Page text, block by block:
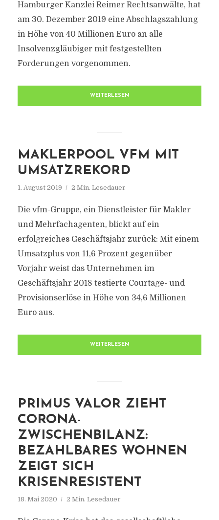
Hamburger Kanzlei Reimer Rechtsanwälte, hat
am 30. Dezember 2019 eine Abschlagszahlung
in Höhe von 40 Millionen Euro an alle
Insolvenzgläubiger mit festgestellten
Forderungen vorgenommen.
WEITERLESEN
MAKLERPOOL VFM MIT
UMSATZREKORD
1. August 2019 2 Min. Lesedauer
Die vfm-Gruppe, ein Dienstleister für Makler
und Mehrfachagenten, blickt auf ein
erfolgreiches Geschäftsjahr zurück: Mit einem
Umsatzplus von 11,6 Prozent gegenüber
Vorjahr weist das Unternehmen im
Geschäftsjahr 2018 testierte Courtage- und
Provisionserlöse in Höhe von 34,6 Millionen
Euro aus.
WEITERLESEN
PRIMUS VALOR ZIEHT
CORONA-
ZWISCHENBILANZ:
BEZAHLBARES WOHNEN
ZEIGT SICH
KRISENRESISTENT
18. Mai 2020 2 Min. Lesedauer